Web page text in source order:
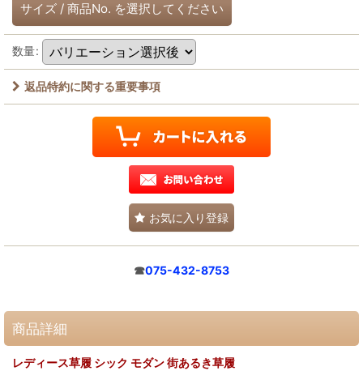
サイズ / 商品No. を選択してください
数量:
返品特約に関する重要事項
お気に入り登録
☎075-432-8753
商品詳細
レディース草履 シック モダン 街あるき草履